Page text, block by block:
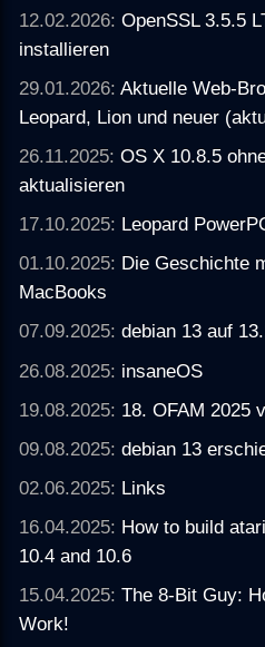
12.02.2026:OpenSSL 3.5.5
installieren
29.01.2026:Aktuelle Web-
Leopard, Lion und neuer
26.11.2025:OS X 10.8.5
aktualisieren
17.10.2025: Leopard
01.10.2025: Die Geschichte
MacBooks
07.09.2025:debian 13 auf
26.08.2025: insaneOS
19.08.2025: 18. OFAM 2025
09.08.2025:debian 13
02.06.2025: Links
16.04.2025: How to build
10.4 and 10.6
15.04.2025:The 8-Bit Guy:
Work!